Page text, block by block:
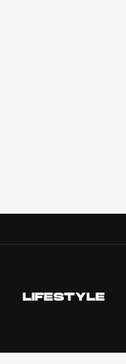
LIFESTYLE